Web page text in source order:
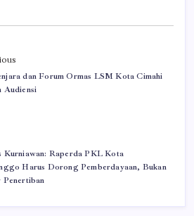
dan Forum Ormas LSM Kota Cimahi
Audiensi
Kurniawan: Raperda PKL Kota
Harus Dorong Pemberdayaan, Bukan
Penertiban